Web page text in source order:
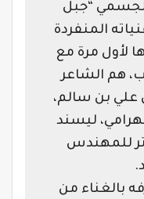
الجسمي “جبل
المنفردة
لأول مرة مع
هم الشاعر
علي بن سالم،
ليسند
للمهندس
بالغناء من